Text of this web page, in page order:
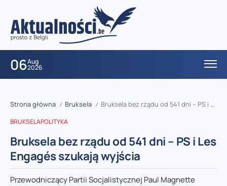
06Aug
2026
Strona główna / Bruksela / Bruksela bez rządu od 541 dni – PS i Les Engagés szukają wyjścia
BRUKSELAPOLITYKA
Bruksela bez rządu od 541 dni – PS i Les
Engagés szukają wyjścia
Przewodniczący Partii Socjalistycznej Paul Magnette